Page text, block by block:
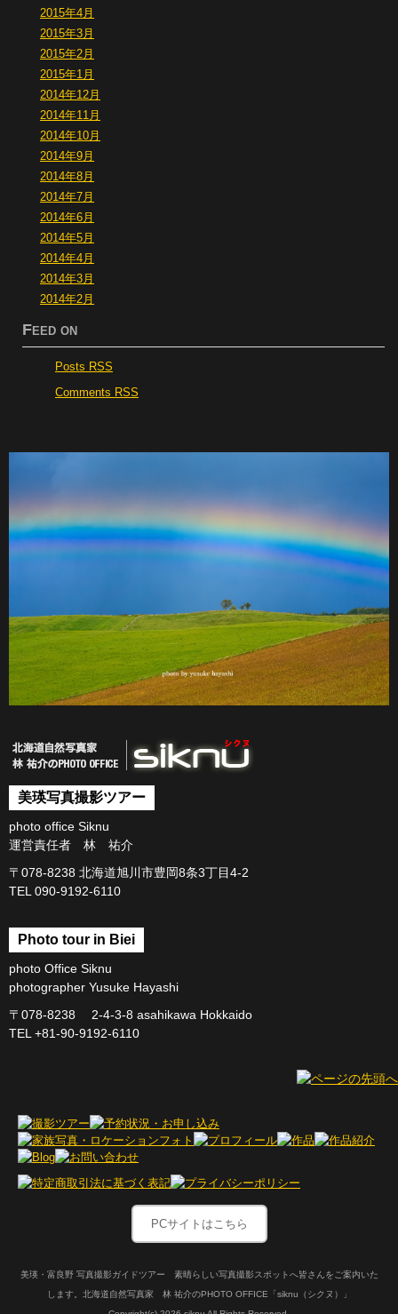
2015年4月
2015年3月
2015年2月
2015年1月
2014年12月
2014年11月
2014年10月
2014年9月
2014年8月
2014年7月
2014年6月
2014年5月
2014年4月
2014年3月
2014年2月
Feed on
Posts RSS
Comments RSS
美瑛写真撮影ツアー
photo office Siknu
運営責任者 林 祐介
〒078-8238 北海道旭川市豊岡8条3丁目4-2
TEL 090-9192-6110
Photo tour in Biei
photo Office Siknu
photographer Yusuke Hayashi
〒078-8238 2-4-3-8 asahikawa Hokkaido
TEL +81-90-9192-6110
PCサイトはこちら
美瑛・富良野 写真撮影ガイドツアー 素晴らしい写真撮影スポットへ皆さんをご案内いた
します。北海道自然写真家 林 祐介のPHOTO OFFICE「siknu（シクヌ）」